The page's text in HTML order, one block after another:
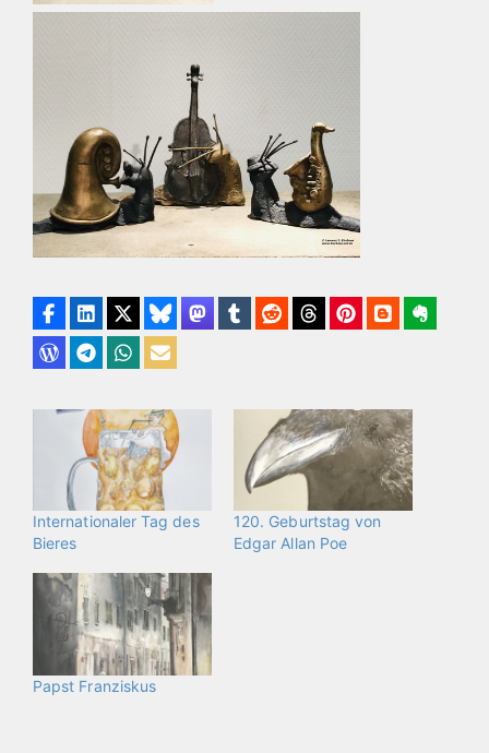
Internationaler Tag des
Bieres
120. Geburtstag von
Edgar Allan Poe
Papst Franziskus